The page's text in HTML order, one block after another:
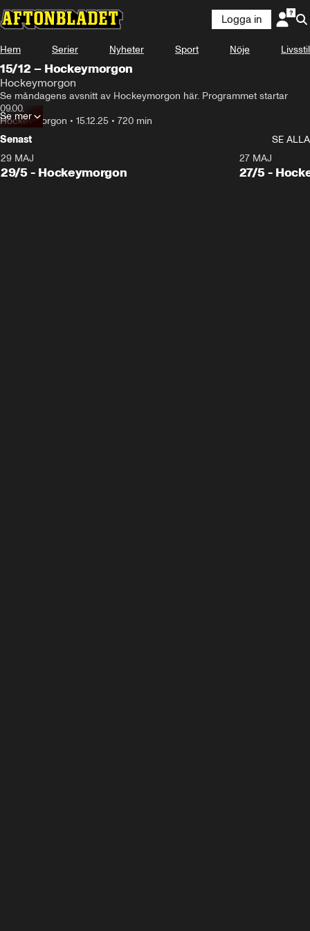
Logga in
Hem Serier Nyheter Sport Nöje Livsstil
15/12 – Hockeymorgon
Hockeymorgon
Se måndagens avsnitt av Hockeymorgon här. Programmet startar
09.00.
Hockeymorgon • 15.12.25 • 720 min
Se mer
Senast
SE ALLA
29 MAJ
29/5 - Hockeymorgon
27 MAJ
27/5 -